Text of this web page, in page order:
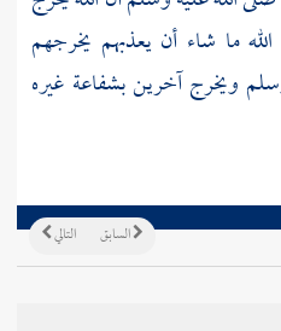
ما شاء أن يعذبهم يخرجهم
ويخرج آخرين بشفاعة غيره
التالي السابق